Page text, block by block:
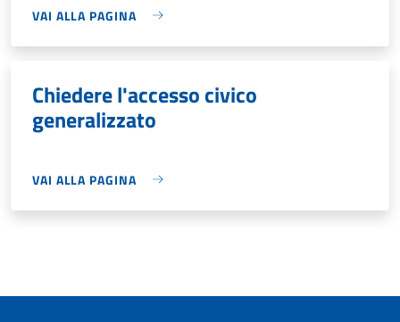
VAI ALLA PAGINA
Chiedere l'accesso civico
generalizzato
VAI ALLA PAGINA